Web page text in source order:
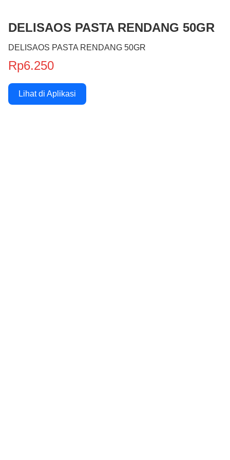
DELISAOS PASTA RENDANG 50GR
DELISAOS PASTA RENDANG 50GR
Rp6.250
Lihat di Aplikasi